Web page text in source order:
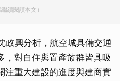
續閱讀本文）
政興分析，航空城具備交通
，對自住與置產族群皆具吸
注重大建設的進度與建商實